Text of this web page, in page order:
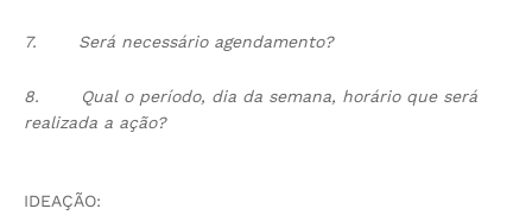
7. Será necessário agendamento?
8.
Qual o período, dia da semana, horário que será
realizada a ação?
IDEAÇÃO: